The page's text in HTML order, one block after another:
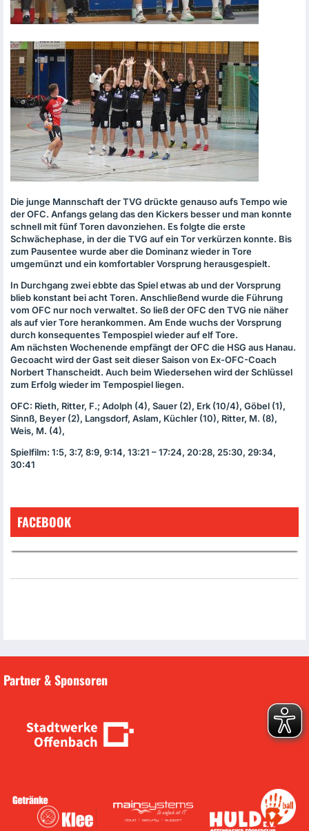
Die junge Mannschaft derTVG drückte genauso aufs Tempo wie
derOFC. Anfangs gelang das den Kickers besser und man konnte
schnell mit fünf Toren davonziehen. Es folgte die erste
Schwächephase, in der dieTVG auf ein Tor verkürzen konnte. Bis
zum Pausentee wurde aber die Dominanz wieder in Tore
umgemünzt und ein komfortabler Vorsprung herausgespielt.
In Durchgang zwei ebbte das Spiel etwas ab und der Vorsprung
blieb konstant bei acht Toren. Anschließend wurde die Führung
vom OFC nur noch verwaltet. So ließ derOFC den TVG nie näher
als auf vier Tore herankommen. Am Ende wuchs der Vorsprung
durch konsequentes Tempospiel wieder auf elf Tore.
Am nächsten Wochenende empfängt derOFC die HSG aus Hanau.
Gecoacht wird der Gast seit dieser Saison von Ex-OFC-Coach
Norbert Thanscheidt. Auch beim Wiedersehen wird der Schlüssel
zum Erfolg wieder im Tempospiel liegen.
OFC: Rieth, Ritter, F.; Adolph (4), Sauer (2), Erk (10/4), Göbel (1),
Sinnß, Beyer (2), Langsdorf, Aslam, Küchler (10), Ritter, M. (8),
Weis, M. (4),
Spielfilm: 1:5, 3:7, 8:9, 9:14, 13:21 – 17:24, 20:28, 25:30, 29:34,
30:41
FACEBOOK
Partner & Sponsoren